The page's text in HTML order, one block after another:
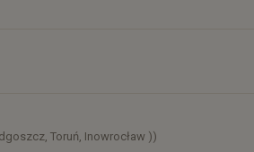
Toruń, Inowrocław ))